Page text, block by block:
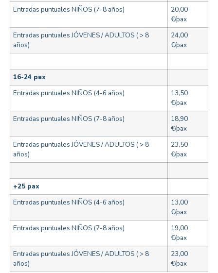
Entradas puntuales NIÑOS (7-8 años)
20,00
€/pax
Entradas puntuales JÓVENES / ADULTOS ( > 8
años)
24,00
€/pax
16-24 pax
Entradas puntuales NIÑOS (4-6 años)
13,50
€/pax
Entradas puntuales NIÑOS (7-8 años)
18,90
€/pax
Entradas puntuales JÓVENES / ADULTOS ( > 8
años)
23,50
€/pax
+25 pax
Entradas puntuales NIÑOS (4-6 años)
13,00
€/pax
Entradas puntuales NIÑOS (7-8 años)
19,00
€/pax
Entradas puntuales JÓVENES / ADULTOS ( > 8
años)
23,00
€/pax